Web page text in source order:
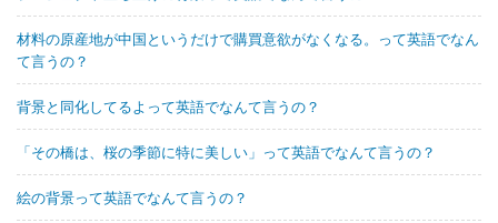
材料の原産地が中国というだけで購買意欲がなくなる。って英語でなん
て言うの？
背景と同化してるよって英語でなんて言うの？
「その橋は、桜の季節に特に美しい」って英語でなんて言うの？
絵の背景って英語でなんて言うの？